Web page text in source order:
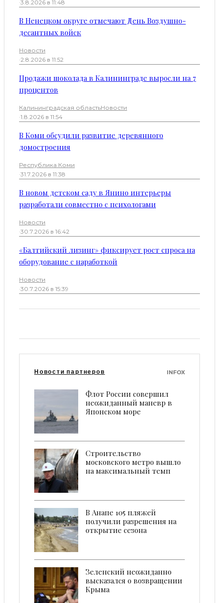
·3.8.2026 в 11:48
В Ненецком округе отмечают День Воздушно-
десантных войск
Новости
·2.8.2026 в 11:52
Продажи шоколада в Калининграде выросли на 7
процентов
Калининградская областьНовости
·1.8.2026 в 11:54
В Коми обсудили развитие деревянного
домостроения
Республика Коми
·31.7.2026 в 11:38
В новом детском саду в Янино интерьеры
разработали совместно с психологами
Новости
·30.7.2026 в 16:42
«Балтийский лизинг» фиксирует рост спроса на
оборудование с наработкой
Новости
·30.7.2026 в 15:39
Новости партнеров INFOX
Флот России совершил
неожиданный маневр в
Японском море
Строительство
московского метро вышло
на максимальный темп
В Анапе 105 пляжей
получили разрешения на
открытие сезона
Зеленский неожиданно
высказался о возвращении
Крыма